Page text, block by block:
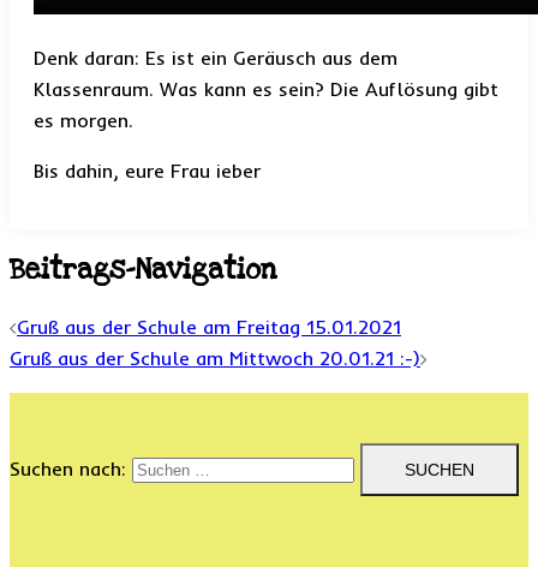
Denk daran: Es ist ein Geräusch aus dem
Klassenraum. Was kann es sein? Die Auflösung gibt
es morgen.
Bis dahin, eure Frau ieber
Beitrags-Navigation
Gruß aus der Schule am Freitag 15.01.2021
Gruß aus der Schule am Mittwoch 20.01.21 :-)
Suchen nach: